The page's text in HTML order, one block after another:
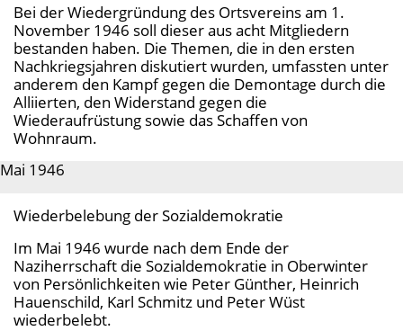
Bei der Wiedergründung des Ortsvereins am 1.
November 1946 soll dieser aus acht Mitgliedern
bestanden haben. Die Themen, die in den ersten
Nachkriegsjahren diskutiert wurden, umfassten unter
anderem den Kampf gegen die Demontage durch die
Alliierten, den Widerstand gegen die
Wiederaufrüstung sowie das Schaffen von
Wohnraum.
Mai 1946
Wiederbelebung der Sozialdemokratie
Im Mai 1946 wurde nach dem Ende der
Naziherrschaft die Sozialdemokratie in Oberwinter
von Persönlichkeiten wie Peter Günther, Heinrich
Hauenschild, Karl Schmitz und Peter Wüst
wiederbelebt.